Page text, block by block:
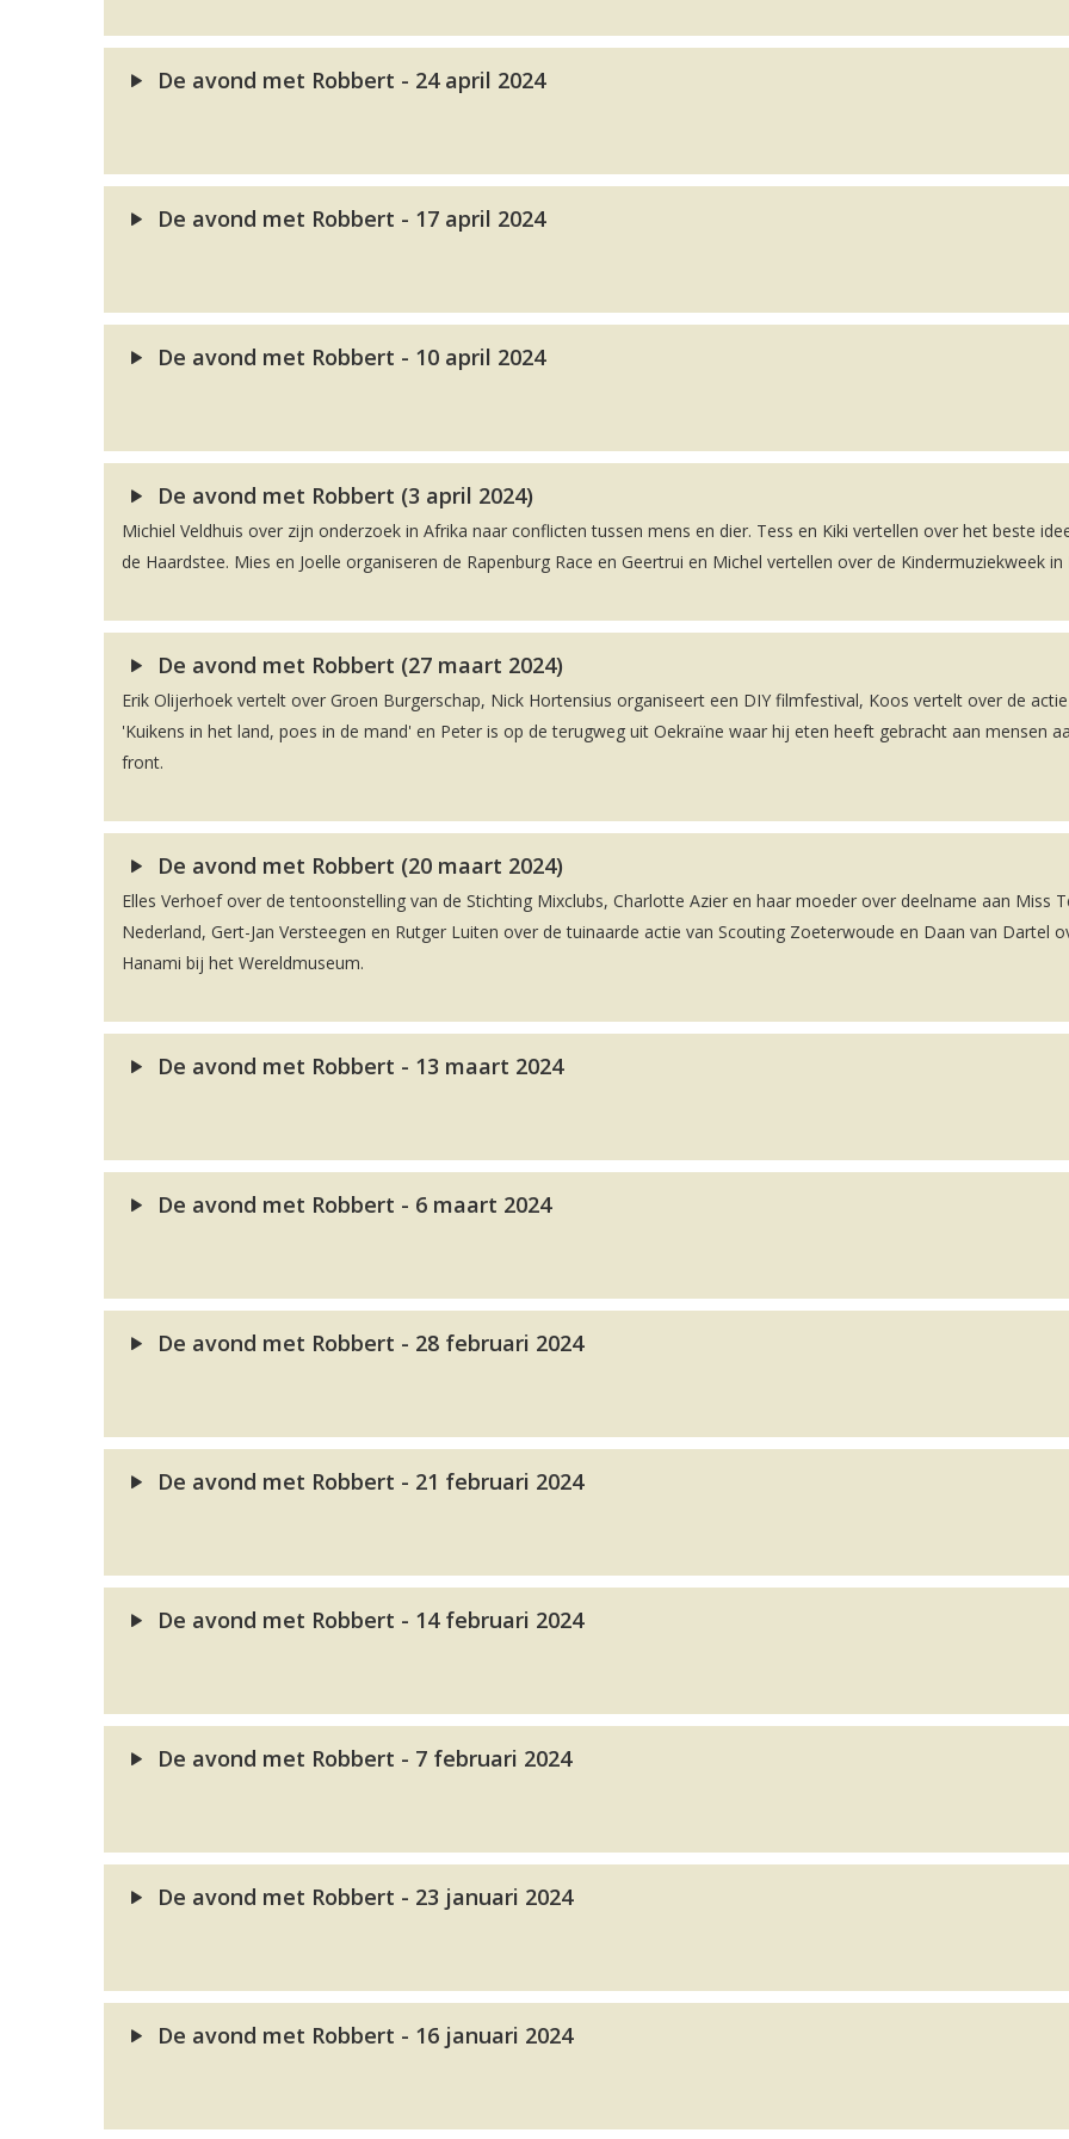
De avond met Robbert - 24 april 2024
De avond met Robbert - 17 april 2024
De avond met Robbert - 10 april 2024
De avond met Robbert (3 april 2024)
Michiel Veldhuis over zijn onderzoek in Afrika naar conflicten tussen mens en dier. Tess en Kiki vertellen over het beste
de Haardstee. Mies en Joelle organiseren de Rapenburg Race en Geertrui en Michel vertellen over de Kindermuziekweek in
De avond met Robbert (27 maart 2024)
Erik Olijerhoek vertelt over Groen Burgerschap, Nick Hortensius organiseert een DIY filmfestival, Koos vertelt over de actie
'Kuikens in het land, poes in de mand' en Peter is op de terugweg uit Oekraïne waar hij eten heeft gebracht aan mensen
front.
De avond met Robbert (20 maart 2024)
Elles Verhoef over de tentoonstelling van de Stichting Mixclubs, Charlotte Azier en haar moeder over deelname aan Miss
Nederland, Gert-Jan Versteegen en Rutger Luiten over de tuinaarde actie van Scouting Zoeterwoude en Daan van Dartel
Hanami bij het Wereldmuseum.
De avond met Robbert - 13 maart 2024
De avond met Robbert - 6 maart 2024
De avond met Robbert - 28 februari 2024
De avond met Robbert - 21 februari 2024
De avond met Robbert - 14 februari 2024
De avond met Robbert - 7 februari 2024
De avond met Robbert - 23 januari 2024
De avond met Robbert - 16 januari 2024